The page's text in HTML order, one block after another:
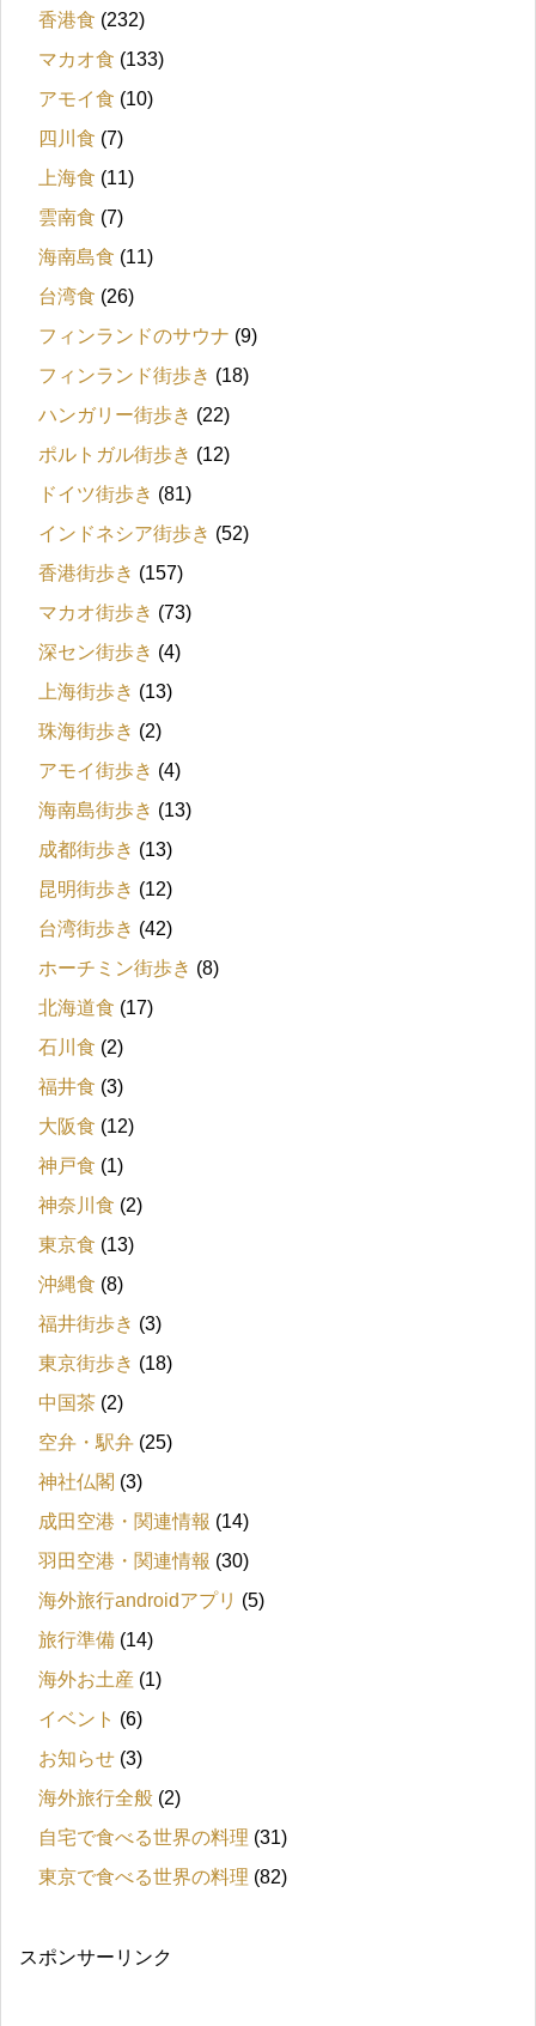
香港食 (232)
マカオ食 (133)
アモイ食 (10)
四川食 (7)
上海食 (11)
雲南食 (7)
海南島食 (11)
台湾食 (26)
フィンランドのサウナ (9)
フィンランド街歩き (18)
ハンガリー街歩き (22)
ポルトガル街歩き (12)
ドイツ街歩き (81)
インドネシア街歩き (52)
香港街歩き (157)
マカオ街歩き (73)
深セン街歩き (4)
上海街歩き (13)
珠海街歩き (2)
アモイ街歩き (4)
海南島街歩き (13)
成都街歩き (13)
昆明街歩き (12)
台湾街歩き (42)
ホーチミン街歩き (8)
北海道食 (17)
石川食 (2)
福井食 (3)
大阪食 (12)
神戸食 (1)
神奈川食 (2)
東京食 (13)
沖縄食 (8)
福井街歩き (3)
東京街歩き (18)
中国茶 (2)
空弁・駅弁 (25)
神社仏閣 (3)
成田空港・関連情報 (14)
羽田空港・関連情報 (30)
海外旅行androidアプリ (5)
旅行準備 (14)
海外お土産 (1)
イベント (6)
お知らせ (3)
海外旅行全般 (2)
自宅で食べる世界の料理 (31)
東京で食べる世界の料理 (82)
スポンサーリンク